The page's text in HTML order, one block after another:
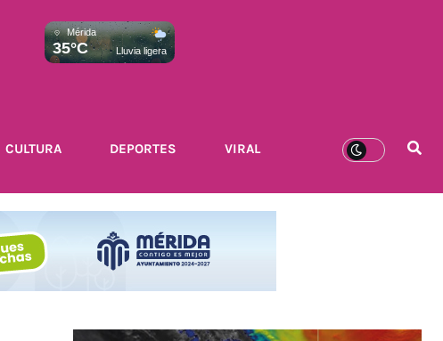
Mérida
35°C Lluvia ligera
CULTURA DEPORTES VIRAL